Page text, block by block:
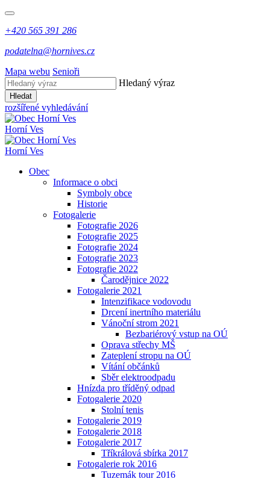
+420 565 391 286
podatelna@hornives.cz
Mapa webu Senioři
Hledaný výraz
Hledat
rozšířené vyhledávání
Horní Ves
Horní Ves
Obec
Informace o obci
Symboly obce
Historie
Fotogalerie
Fotografie 2026
Fotografie 2025
Fotografie 2024
Fotografie 2023
Fotografie 2022
Čarodějnice 2022
Fotogalerie 2021
Intenzifikace vodovodu
Drcení inertního materiálu
Vánoční strom 2021
Bezbariérový vstup na OÚ
Oprava střechy MŠ
Zateplení stropu na OÚ
Vítání občánků
Sběr elektroodpadu
Hnízda pro tříděný odpad
Fotogalerie 2020
Stolní tenis
Fotogalerie 2019
Fotogalerie 2018
Fotogalerie 2017
Tříkrálová sbírka 2017
Fotogalerie rok 2016
Tuzemák tour 2016